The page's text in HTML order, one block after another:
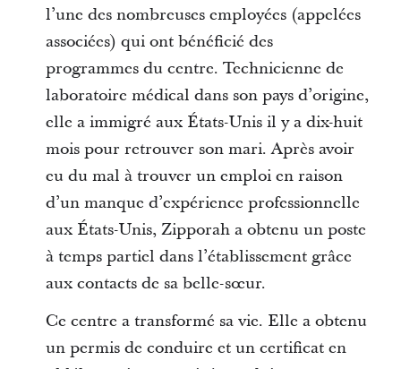
l’une des nombreuses employées (appelées
associées) qui ont bénéficié des
programmes du centre. Technicienne de
laboratoire médical dans son pays d’origine,
elle a immigré aux États-Unis il y a dix-huit
mois pour retrouver son mari. Après avoir
eu du mal à trouver un emploi en raison
d’un manque d’expérience professionnelle
aux États-Unis, Zipporah a obtenu un poste
à temps partiel dans l’établissement grâce
aux contacts de sa belle-sœur.
Ce centre a transformé sa vie. Elle a obtenu
un permis de conduire et un certificat en